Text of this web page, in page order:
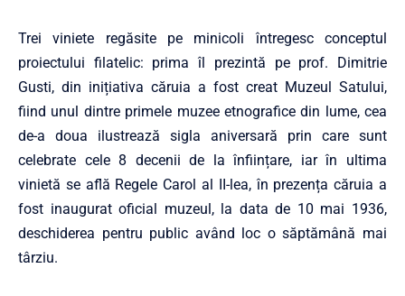
Trei viniete regăsite pe minicoli întregesc conceptul
proiectului filatelic: prima îl prezintă pe prof. Dimitrie
Gusti, din inițiativa căruia a fost creat Muzeul Satului,
fiind unul dintre primele muzee etnografice din lume, cea
de-a doua ilustrează sigla aniversară prin care sunt
celebrate cele 8 decenii de la înființare, iar în ultima
vinietă se află Regele Carol al II-lea, în prezența căruia a
fost inaugurat oficial muzeul, la data de 10 mai 1936,
deschiderea pentru public având loc o săptămână mai
târziu.